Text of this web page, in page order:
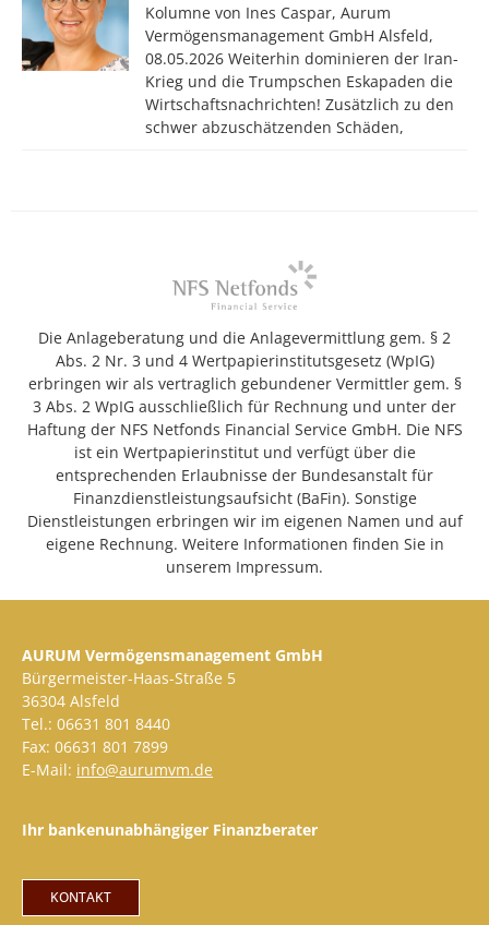
Kolumne von Ines Caspar, Aurum
Vermögensmanagement GmbH Alsfeld,
08.05.2026 Weiterhin dominieren der Iran-
Krieg und die Trumpschen Eskapaden die
Wirtschaftsnachrichten! Zusätzlich zu den
schwer abzuschätzenden Schäden,
Die Anlageberatung und die Anlagevermittlung gem. § 2
Abs. 2 Nr. 3 und 4 Wertpapierinstitutsgesetz (WpIG)
erbringen wir als vertraglich gebundener Vermittler gem. §
3 Abs. 2 WpIG ausschließlich für Rechnung und unter der
Haftung der NFS Netfonds Financial Service GmbH. Die NFS
ist ein Wertpapierinstitut und verfügt über die
entsprechenden Erlaubnisse der Bundesanstalt für
Finanzdienstleistungsaufsicht (BaFin). Sonstige
Dienstleistungen erbringen wir im eigenen Namen und auf
eigene Rechnung. Weitere Informationen finden Sie in
unserem Impressum.
AURUM Vermögensmanagement GmbH
Bürgermeister-Haas-Straße 5
36304 Alsfeld
Tel.: 06631 801 8440
Fax: 06631 801 7899
E-Mail: info@aurumvm.de
Ihr bankenunabhängiger Finanzberater
KONTAKT